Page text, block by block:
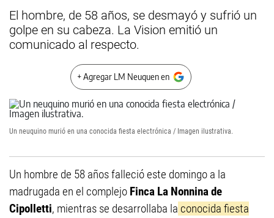
El hombre, de 58 años, se desmayó y sufrió un
golpe en su cabeza. La Vision emitió un
comunicado al respecto.
+ Agregar LM Neuquen en
Un neuquino murió en una conocida fiesta electrónica / Imagen ilustrativa.
Un hombre de 58 años falleció este domingo a la
madrugada en el complejo Finca La Nonnina de
Cipolletti, mientras se desarrollaba la conocida fiesta